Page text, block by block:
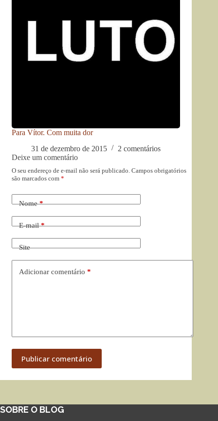
Para Vítor. Com muita dor
31 de dezembro de 2015
2 comentários
Deixe um comentário
O seu endereço de e-mail não será publicado. Campos obrigatórios
são marcados com *
Nome*
E-mail*
Site
Adicionar comentário *
Publicar comentário
SOBRE O BLOG